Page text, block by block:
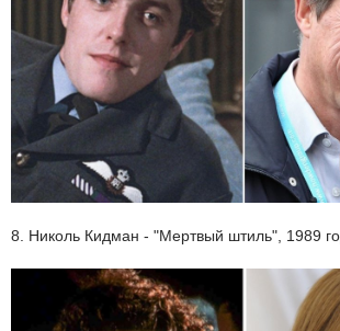
8. Николь Кидман - "Мертвый штиль", 1989